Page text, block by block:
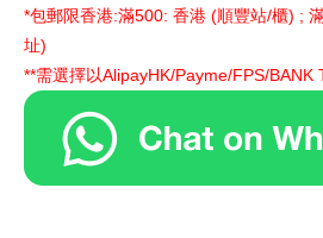
*包郵限香港:滿500: 香港 (順豐站/櫃) ;
址)
**需選擇以AlipayHK/Payme/FPS/BANK